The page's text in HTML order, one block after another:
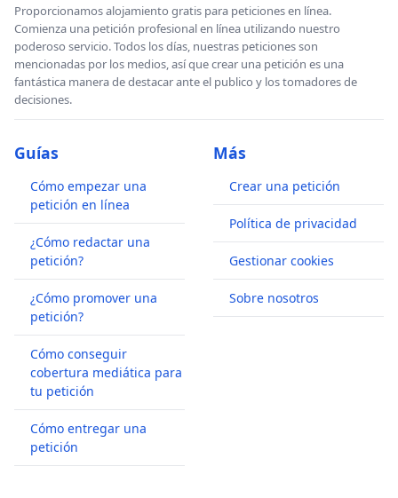
Proporcionamos alojamiento gratis para peticiones en línea.
Comienza una petición profesional en línea utilizando nuestro
poderoso servicio. Todos los días, nuestras peticiones son
mencionadas por los medios, así que crear una petición es una
fantástica manera de destacar ante el publico y los tomadores de
decisiones.
Guías
Cómo empezar una
petición en línea
¿Cómo redactar una
petición?
¿Cómo promover una
petición?
Cómo conseguir
cobertura mediática para
tu petición
Cómo entregar una
petición
Más
Crear una petición
Política de privacidad
Gestionar cookies
Sobre nosotros